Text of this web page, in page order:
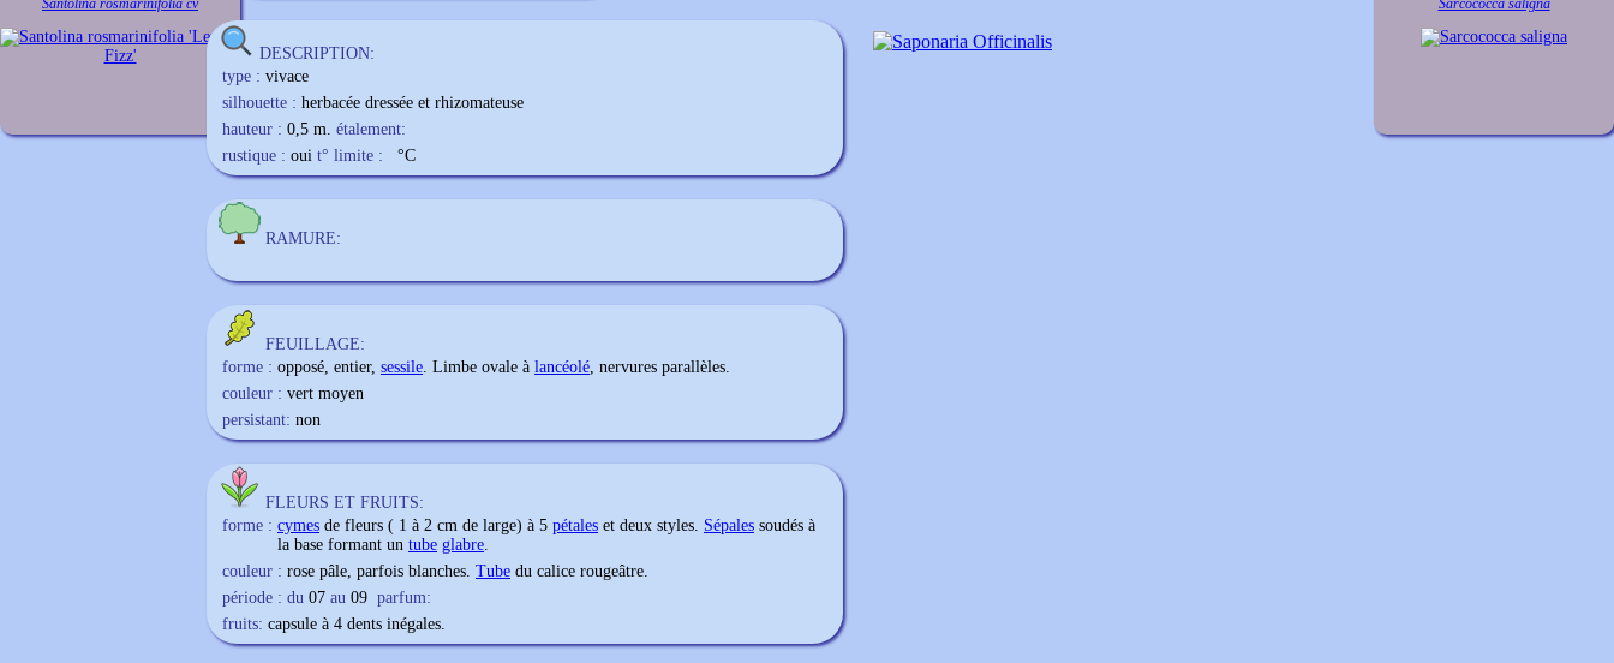
Santolina rosmarinifolia cv Sarcococca saligna
DESCRIPTION:
type : vivace
silhouette : herbacée dressée et rhizomateuse
hauteur : 0,5 m. étalement:
rustique : oui t° limite : °C
RAMURE:
FEUILLAGE:
forme : opposé, entier, sessile. Limbe ovale à lancéolé, nervures parallèles.
couleur : vert moyen
persistant: non
FLEURS ET FRUITS:
forme : cymes de fleurs ( 1 à 2 cm de large) à 5 pétales et deux styles. Sépales soudés à
la base formant un tube glabre.
couleur : rose pâle, parfois blanches. Tube du calice rougeâtre.
période : du 07 au 09 parfum:
fruits: capsule à 4 dents inégales.